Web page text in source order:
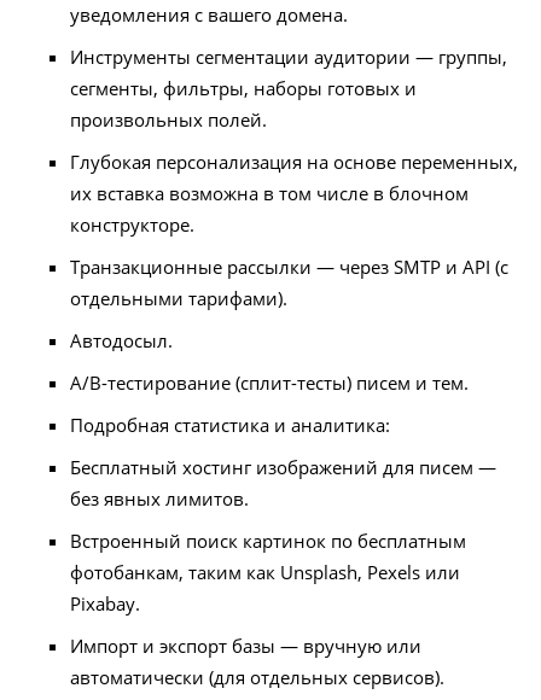
уведомления с вашего домена.
Инструменты сегментации аудитории — группы,
сегменты, фильтры, наборы готовых и
произвольных полей.
Глубокая персонализация на основе переменных,
их вставка возможна в том числе в блочном
конструкторе.
Транзакционные рассылки — через SMTP и API (с
отдельными тарифами).
Автодосыл.
A/B-тестирование (сплит-тесты) писем и тем.
Подробная статистика и аналитика:
Бесплатный хостинг изображений для писем —
без явных лимитов.
Встроенный поиск картинок по бесплатным
фотобанкам, таким как Unsplash, Pexels или
Pixabay.
Импорт и экспорт базы — вручную или
автоматически (для отдельных сервисов).